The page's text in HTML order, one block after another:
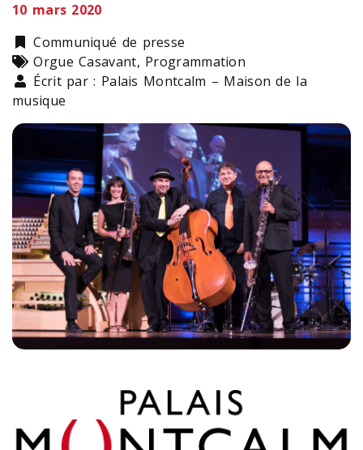
10 mars 2020
Catégorie
Communiqué de presse
Types
Orgue Casavant, Programmation
Écrit par : Palais Montcalm – Maison de la
musique